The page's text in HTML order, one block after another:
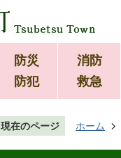
防災
防犯
消防
救急
現在のページ ホーム